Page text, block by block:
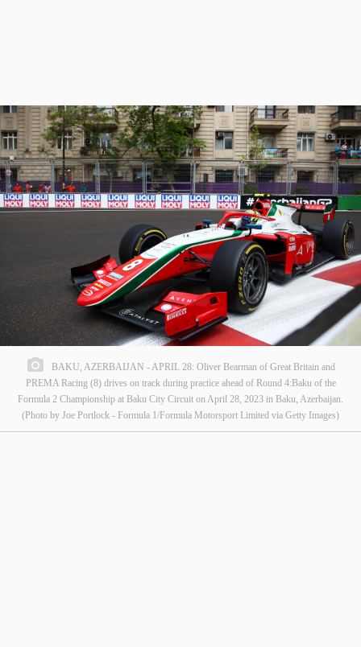
BAKU, AZERBAIJAN - APRIL 28: Oliver Bearman of Great Britain and
PREMA Racing (8) drives on track during practice ahead of Round 4:Baku of the
Formula 2 Championship at Baku City Circuit on April 28, 2023 in Baku, Azerbaijan.
(Photo by Joe Portlock - Formula 1/Formula Motorsport Limited via Getty Images)